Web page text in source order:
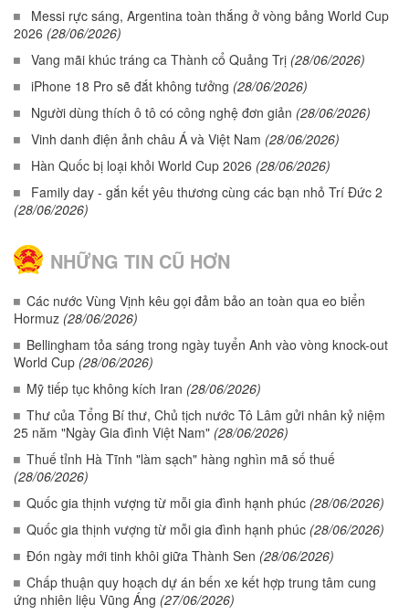
Messi rực sáng, Argentina toàn thắng ở vòng bảng World Cup
2026 (28/06/2026)
Vang mãi khúc tráng ca Thành cổ Quảng Trị (28/06/2026)
iPhone 18 Pro sẽ đắt không tưởng (28/06/2026)
Người dùng thích ô tô có công nghệ đơn giản (28/06/2026)
Vinh danh điện ảnh châu Á và Việt Nam (28/06/2026)
Hàn Quốc bị loại khỏi World Cup 2026 (28/06/2026)
Family day - gắn kết yêu thương cùng các bạn nhỏ Trí Đức 2
(28/06/2026)
NHỮNG TIN CŨ HƠN
Các nước Vùng Vịnh kêu gọi đảm bảo an toàn qua eo biển
Hormuz (28/06/2026)
Bellingham tỏa sáng trong ngày tuyển Anh vào vòng knock-out
World Cup (28/06/2026)
Mỹ tiếp tục không kích Iran (28/06/2026)
Thư của Tổng Bí thư, Chủ tịch nước Tô Lâm gửi nhân kỷ niệm
25 năm "Ngày Gia đình Việt Nam" (28/06/2026)
Thuế tỉnh Hà Tĩnh "làm sạch" hàng nghìn mã số thuế
(28/06/2026)
Quốc gia thịnh vượng từ mỗi gia đình hạnh phúc (28/06/2026)
Quốc gia thịnh vượng từ mỗi gia đình hạnh phúc (28/06/2026)
Đón ngày mới tinh khôi giữa Thành Sen (28/06/2026)
Chấp thuận quy hoạch dự án bến xe kết hợp trung tâm cung
ứng nhiên liệu Vũng Áng (27/06/2026)